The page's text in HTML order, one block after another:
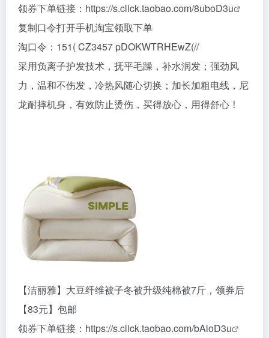
领券下单链接： https://s.click.taobao.com/8uboD3u
复制口令打开手机淘宝领取下单
淘口令：151( CZ3457 pDOKWTRHEwZ(//
采用负离子护发技术，抚平毛躁，补水润发；强劲风
力，温和不伤发，冷热风随心切换；加长加粗电线，尼
龙耐摔机身，有效防止烫伤，买得放心，用得舒心！
【洁丽雅】大豆纤维被子冬被升级纯棉被7斤，领券后
【83元】包邮
领券下单链接： https://s.click.taobao.com/bAloD3u